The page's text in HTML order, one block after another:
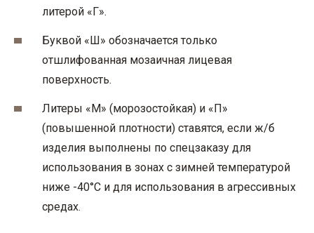
литерой «Г».
Буквой «Ш» обозначается только
отшлифованная мозаичная лицевая
поверхность.
Литеры «М» (морозостойкая) и «П»
(повышенной плотности) ставятся, если ж/б
изделия выполнены по спецзаказу для
использования в зонах с зимней температурой
ниже -40°С и для использования в агрессивных
средах.